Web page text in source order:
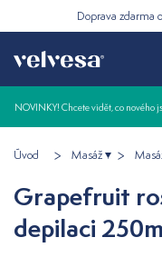
Doprava zdarma
NOVINKY! Chcete vidět, co nového
Úvod Masáž
Grapefruit
depilaci